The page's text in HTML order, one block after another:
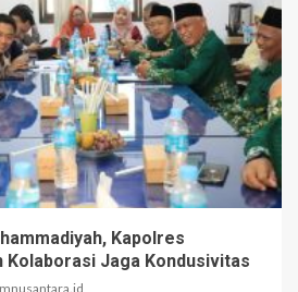
Kapolres
Kolaborasi Jaga Kondusivitas